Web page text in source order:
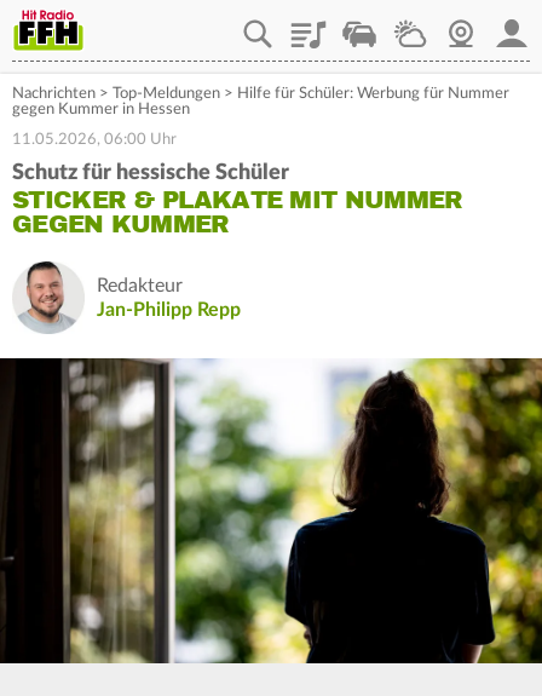
PlaylistStaupilotWetterWebcam
Nachrichten > Top-Meldungen > Hilfe für Schüler: Werbung für Nummer
gegen Kummer in Hessen
11.05.2026, 06:00 Uhr
Schutz für hessische Schüler
STICKER & PLAKATE MIT NUMMER
GEGEN KUMMER
Redakteur
Jan-Philipp Repp